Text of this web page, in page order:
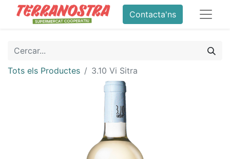
Contacta'ns
Tots els Productes 3.10 Vi Sitra